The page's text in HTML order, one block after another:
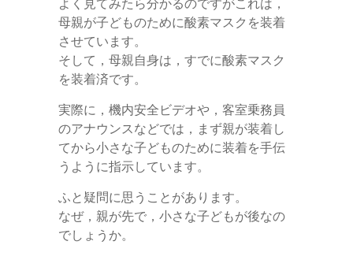
母親が子どものために酸素マスクを装着
させています。
そして，母親自身は，すでに酸素マスク
を装着済です。
実際に，機内安全ビデオや，客室乗務員
のアナウンスなどでは，まず親が装着し
てから小さな子どものために装着を手伝
うように指示しています。
ふと疑問に思うことがあります。
なぜ，親が先で，小さな子どもが後なの
でしょうか。